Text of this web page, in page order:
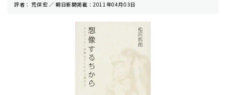
評者： 荒俣宏 ／ 朝⽇新聞掲載：2011年04月03日